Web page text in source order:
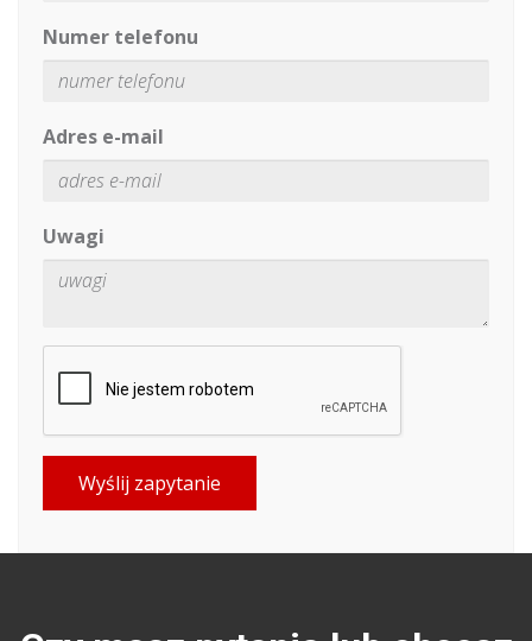
Numer telefonu
Adres e-mail
Uwagi
Wyślij zapytanie